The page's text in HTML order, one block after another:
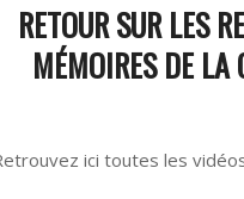
RETOUR SUR LES
MÉMOIRES DE LA
ici toutes les